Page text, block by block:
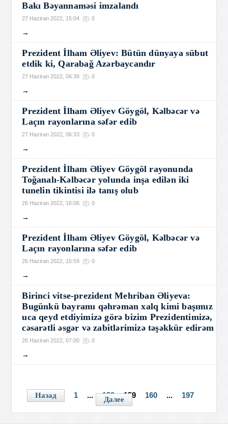
Bakı Bəyannaməsi imzalandı
27 Haziran 2022, 15:04 0
→
Prezident İlham Əliyev: Bütün dünyaya sübut
etdik ki, Qarabağ Azərbaycandır
27 Haziran 2022, 06:38 0
→
Prezident İlham Əliyev Göygöl, Kəlbəcər və
Laçın rayonlarına səfər edib
27 Haziran 2022, 06:33 0
→
Prezident İlham Əliyev Göygöl rayonunda
Toğanalı-Kəlbəcər yolunda inşa edilən iki
tunelin tikintisi ilə tanış olub
26 Haziran 2022, 16:06 0
→
Prezident İlham Əliyev Göygöl, Kəlbəcər və
Laçın rayonlarına səfər edib
26 Haziran 2022, 15:59 0
→
Birinci vitse-prezident Mehriban Əliyeva:
Bugünkü bayramı qəhrəman xalq kimi başımız
uca qeyd etdiyimizə görə bizim Prezidentimizə,
cəsarətli əsgər və zabitlərimizə təşəkkür edirəm
26 Haziran 2022, 07:00 0
→
Назад 1 ... 158 159 160 ... 197
Далее